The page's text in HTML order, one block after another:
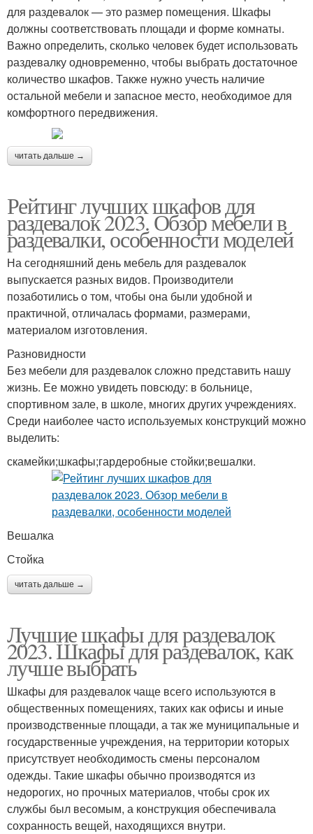
для раздевалок — это размер помещения. Шкафы
должны соответствовать площади и форме комнаты.
Важно определить, сколько человек будет использовать
раздевалку одновременно, чтобы выбрать достаточное
количество шкафов. Также нужно учесть наличие
остальной мебели и запасное место, необходимое для
комфортного передвижения.
читать дальше →
Рейтинг лучших шкафов для
раздевалок 2023. Обзор мебели в
раздевалки, особенности моделей
На сегодняшний день мебель для раздевалок
выпускается разных видов. Производители
позаботились о том, чтобы она были удобной и
практичной, отличалась формами, размерами,
материалом изготовления.
Разновидности
Без мебели для раздевалок сложно представить нашу
жизнь. Ее можно увидеть повсюду: в больнице,
спортивном зале, в школе, многих других учреждениях.
Среди наиболее часто используемых конструкций можно
выделить:
скамейки;шкафы;гардеробные стойки;вешалки.
Вешалка
Стойка
читать дальше →
Лучшие шкафы для раздевалок
2023. Шкафы для раздевалок, как
лучше выбрать
Шкафы для раздевалок чаще всего используются в
общественных помещениях, таких как офисы и иные
производственные площади, а так же муниципальные и
государственные учреждения, на территории которых
присутствует необходимость смены персоналом
одежды. Такие шкафы обычно производятся из
недорогих, но прочных материалов, чтобы срок их
службы был весомым, а конструкция обеспечивала
сохранность вещей, находящихся внутри.